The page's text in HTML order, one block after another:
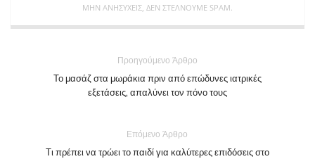
ΜΗΝ ΑΝΗΣΥΧΕΊΣ, ΔΕΝ ΣΤΈΛΝΟΥΜΕ SPAM.
Προηγούμενο Άρθρο
Το μασάζ στα μωράκια πριν από επώδυνες ιατρικές
εξετάσεις, απαλύνει τον πόνο τους
Επόμενο Άρθρο
Τι πρέπει να τρώει το παιδί για καλύτερες επιδόσεις στο